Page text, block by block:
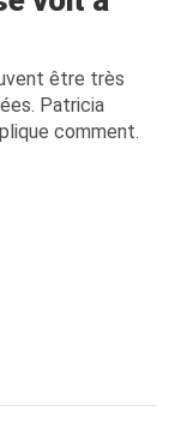
être très
Patricia
comment.